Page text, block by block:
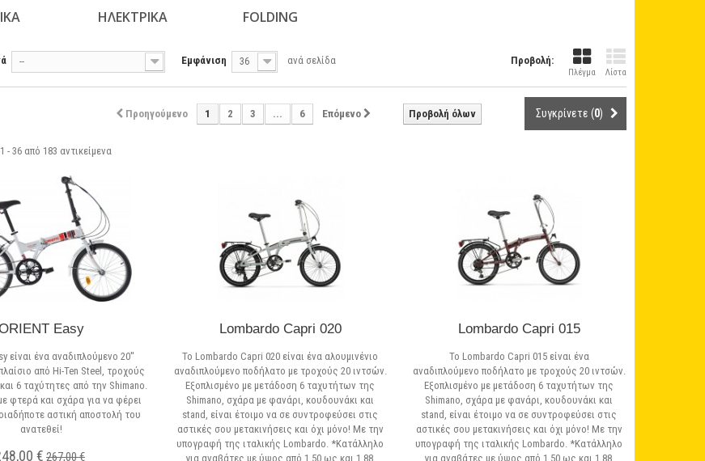
ΗΛΕΚΤΡΙΚΑ FOLDING
Προβολή:
Πλέγμα Λίστα
-- Εμφάνιση 36 ανά σελίδα
Συγκρίνετε (0)
Προβολή όλων
Προηγούμενο 1 2 3 ... 6 Επόμενο
- 36 από 183 αντικείμενα
Easy
είναι ένα αναδιπλούμενο 20''
από Hi-Ten Steel, τροχούς
6 ταχύτητες από την Shimano.
φτερά και σχάρα για να φέρει
αστική αποστολή του
ανατεθεί!
€ 267,00 €
Lombardo Capri 020
Το Lombardo Capri 020 είναι ένα αλουμινένιο
αναδιπλούμενο ποδήλατο με τροχούς 20 ιντσών.
Εξοπλισμένο με μετάδοση 6 ταχυτήτων της
Shimano, σχάρα με φανάρι, κουδουνάκι και
stand, είναι έτοιμο να σε συντροφεύσει στις
αστικές σου μετακινήσεις και όχι μόνο! Με την
υπογραφή της ιταλικής Lombardo. *Κατάλληλο
για αναβάτες με ύψος από 1,50 ως και 1,88.
Lombardo Capri 015
Το Lombardo Capri 015 είναι ένα
αναδιπλούμενο ποδήλατο με τροχούς 20 ιντσών.
Εξοπλισμένο με μετάδοση 6 ταχυτήτων της
Shimano, σχάρα με φανάρι, κουδουνάκι και
stand, είναι έτοιμο να σε συντροφεύσει στις
αστικές σου μετακινήσεις και όχι μόνο! Με την
υπογραφή της ιταλικής Lombardo. *Κατάλληλο
για αναβάτες με ύψος από 1,50 ως και 1,88.